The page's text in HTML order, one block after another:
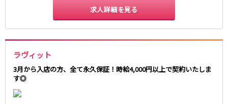
求人詳細を見る
ラヴィット
3月から入店の方、全て永久保証！時給4,000円以上で契約いたしま
す◎
浅草駅
田原町駅
末広町駅
表参道駅
外苑前駅
西武新宿線
西武新宿駅
本川越駅